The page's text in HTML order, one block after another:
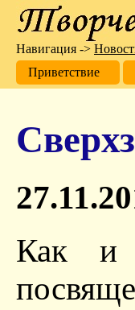
Как и
Навигация ->
Приветствие